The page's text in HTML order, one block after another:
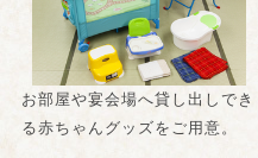
お部屋や宴会場へ貸し出しでき
る赤ちゃんグッズをご用意。